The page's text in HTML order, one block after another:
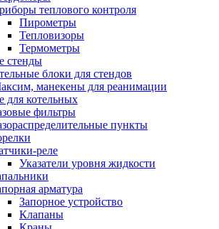
теплового контроля
Пирометры
Тепловизоры
Термометры
стенды
блоки для стендов
манекены для реанимации
для котельных
фильтры
пункты
реле
Указатели уровня жидкости
арматура
Запорное устройство
Клапаны